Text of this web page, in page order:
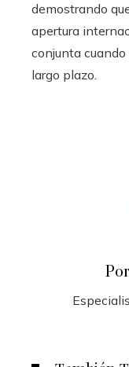
demostrando
apertura
conjunta
largo plazo.